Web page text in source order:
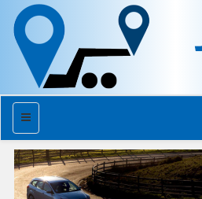
منو